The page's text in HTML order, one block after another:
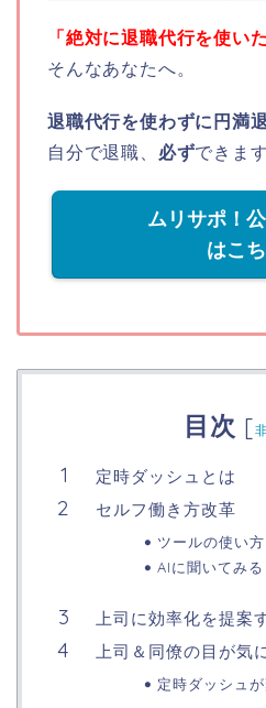
「絶対に退職代行を使い
そんなあなたへ。
退職代行を使わずに円満退
自分で退職、 必ずできます
ムリサポ！
はこ
目次 [
定時ダッシュとは
セルフ働き方改革
ツールの使い
AIに聞いてみる
上司に効率化を提案
上司＆同僚の目が気
定時ダッシュ